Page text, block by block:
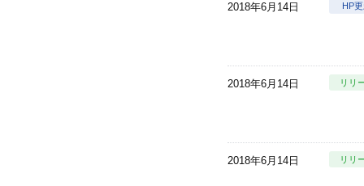
2018年6月14日 HP
2018年6月14日 リリ
2018年6月14日 リリ